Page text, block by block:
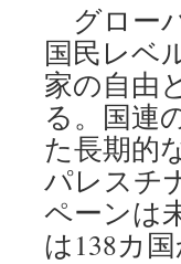
グロー
国民レベ
家の自由
る。国連
た長期的
パレスチ
ペーンは
は138カ